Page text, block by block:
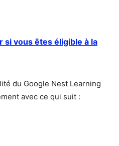
si vous êtes éligible à la
du Google Nest Learning
avec ce qui suit :